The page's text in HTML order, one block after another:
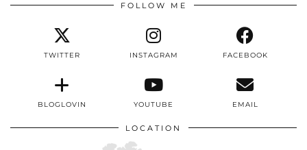
FOLLOW ME
TWITTER INSTAGRAM FACEBOOK
BLOGLOVIN YOUTUBE EMAIL
LOCATION